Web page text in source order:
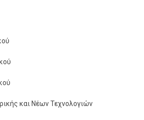
και Νέων Τεχνολογιών